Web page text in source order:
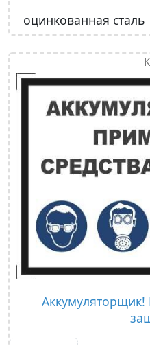
оцинкованная сталь
Аккумуляторщик!